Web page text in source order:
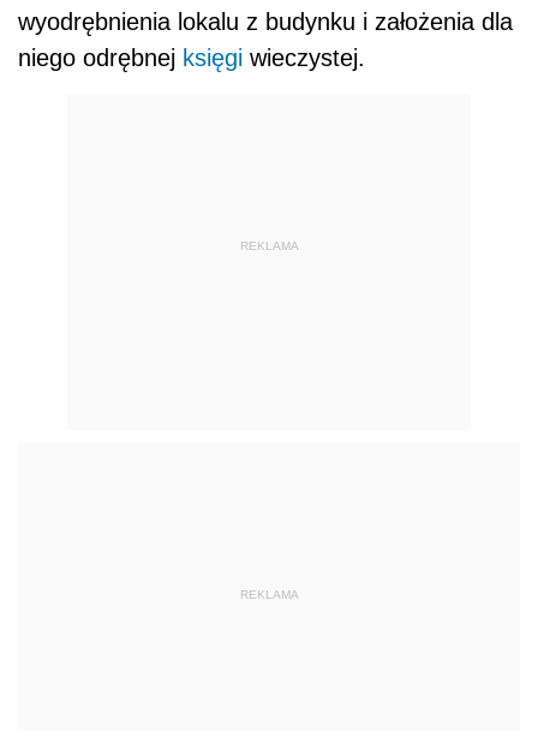
wyodrębnienia lokalu z budynku i założenia dla
niego odrębnej księgi wieczystej.
REKLAMA
REKLAMA